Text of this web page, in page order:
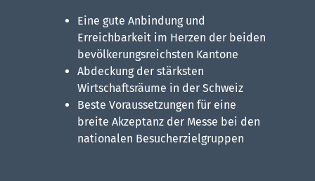
Eine gute Anbindung und
Erreichbarkeit im Herzen der beiden
bevölkerungsreichsten Kantone
Abdeckung der stärksten
Wirtschaftsräume in der Schweiz
Beste Voraussetzungen für eine
breite Akzeptanz der Messe bei den
nationalen Besucherzielgruppen